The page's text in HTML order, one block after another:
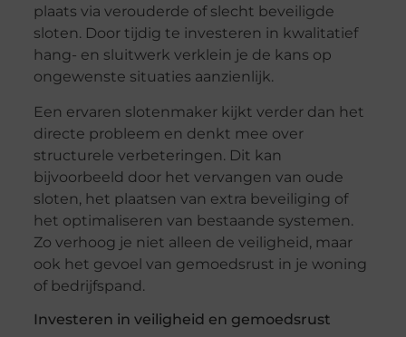
plaats via verouderde of slecht beveiligde
sloten. Door tijdig te investeren in kwalitatief
hang- en sluitwerk verklein je de kans op
ongewenste situaties aanzienlijk.
Een ervaren slotenmaker kijkt verder dan het
directe probleem en denkt mee over
structurele verbeteringen. Dit kan
bijvoorbeeld door het vervangen van oude
sloten, het plaatsen van extra beveiliging of
het optimaliseren van bestaande systemen.
Zo verhoog je niet alleen de veiligheid, maar
ook het gevoel van gemoedsrust in je woning
of bedrijfspand.
Investeren in veiligheid en gemoedsrust